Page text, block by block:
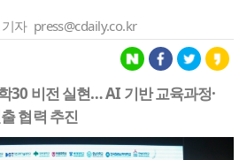
자 press@cdaily.co.kr
30 비전 실현… AI 기반 교육과정·
협력 추진